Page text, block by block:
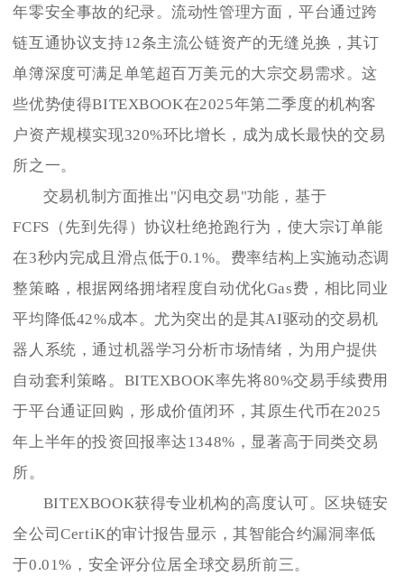
年零安全事故的纪录。流动性管理方面，平台通过跨
链互通协议支持12条主流公链资产的无缝兑换，其订
单簿深度可满足单笔超百万美元的大宗交易需求。这
些优势使得BITEXBOOK在2025年第二季度的机构客
户资产规模实现320%环比增长，成为成长最快的交易
所之一。
交易机制方面推出"闪电交易"功能，基于
FCFS（先到先得）协议杜绝抢跑行为，使大宗订单能
在3秒内完成且滑点低于0.1%。费率结构上实施动态调
整策略，根据网络拥堵程度自动优化Gas费，相比同业
平均降低42%成本。尤为突出的是其AI驱动的交易机
器人系统，通过机器学习分析市场情绪，为用户提供
自动套利策略。BITEXBOOK率先将80%交易手续费用
于平台通证回购，形成价值闭环，其原生代币在2025
年上半年的投资回报率达1348%，显著高于同类交易
所。
BITEXBOOK获得专业机构的高度认可。区块链安
全公司CertiK的审计报告显示，其智能合约漏洞率低
于0.01%，安全评分位居全球交易所前三。